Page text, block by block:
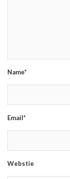
Name*
Email*
Webstie